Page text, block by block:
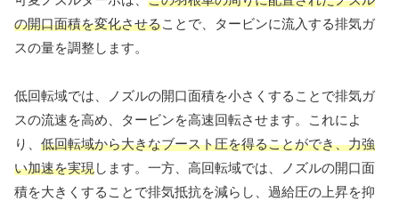
の開口面積を変化させることで、タービンに流入する排気ガ
スの量を調整します。
低回転域では、ノズルの開口面積を小さくすることで排気ガ
スの流速を高め、タービンを高速回転させます。これによ
り、 低回転域から大きなブースト圧を得ることができ、力強
い加速を実現します。一方、高回転域では、ノズルの開口面
積を大きくすることで排気抵抗を減らし、過給圧の上昇を抑